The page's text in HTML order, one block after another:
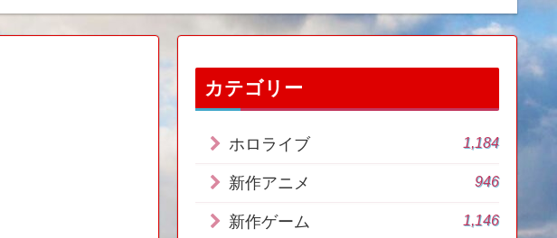
価購入するユーザーが
少なく売上は見込めな
【HELLBLADEⅡ】
カテゴリー
ホロライブ 1,184
新作アニメ 946
新作ゲーム 1,146